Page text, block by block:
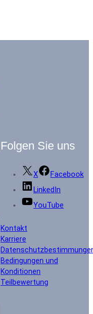
Folgen Sie uns
X
Facebook
LinkedIn
YouTube
Kontakt
Karriere
Bedingungen und
Konditionen
Teilbewertung